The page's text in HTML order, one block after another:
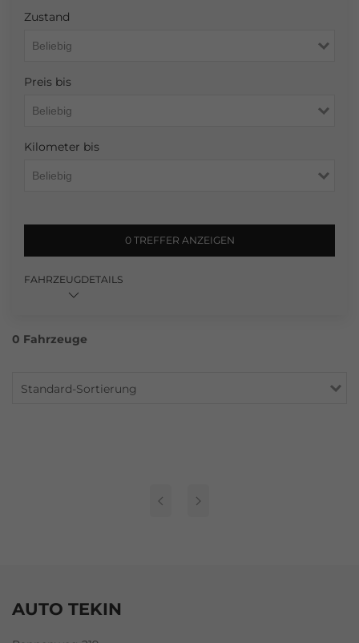
Zustand
Preis bis
Kilometer bis
0 TREFFER ANZEIGEN
FAHRZEUGDETAILS
0 Fahrzeuge
Standard-Sortierung
AUTO TEKIN